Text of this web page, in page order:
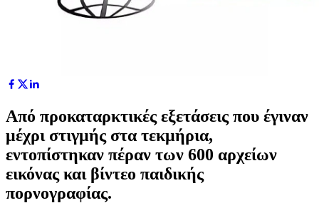
Από προκαταρκτικές εξετάσεις που έγιναν
μέχρι στιγμής στα τεκμήρια,
εντοπίστηκαν πέραν των 600 αρχείων
εικόνας και βίντεο παιδικής
πορνογραφίας.